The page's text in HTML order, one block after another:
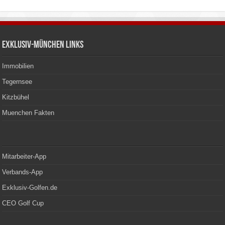
Exklusiv-München Links
Immobilien
Tegernsee
Kitzbühel
Muenchen Fakten
Mitarbeiter-App
Verbands-App
Exklusiv-Golfen.de
CEO Golf Cup